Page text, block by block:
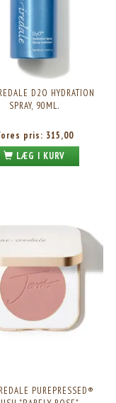
D2O HYDRATION
SPRAY, 90ML.
pris: 315,00
LÆG I KURV
PUREPRESSED®